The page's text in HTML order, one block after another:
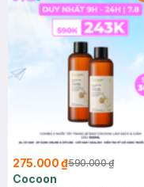
275.000 ₫590.000 ₫
Cocoon